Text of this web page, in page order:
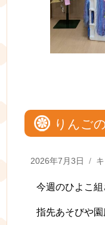
りんご
Posted
2026年7月3日
今週のひよこ組
指先あそびや